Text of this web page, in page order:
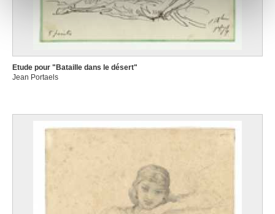
notre site avec nos partenaires de médias sociaux, de
publicité et d'analyse, qui peuvent combiner celles-ci
avec d'autres informations que vous leur avez fournies
Etude pour "Bataille dans le désert"
Jean Portaels